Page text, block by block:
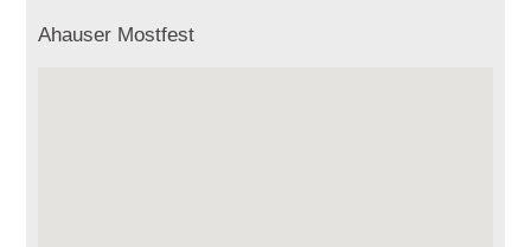
Ahauser Mostfest